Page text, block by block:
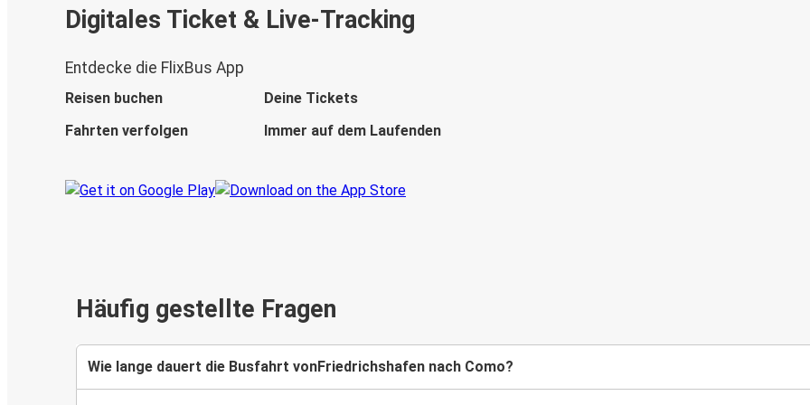
Digitales Ticket & Live-Tracking
Entdecke die FlixBus App
Reisen buchen
Deine Tickets
Fahrten verfolgen
Immer auf dem Laufenden
Häufig gestellte Fragen
Wie lange dauert die Busfahrt vonFriedrichshafen nach Como?